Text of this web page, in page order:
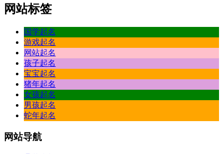
网站标签
国学起名
游戏起名
网站起名
孩子起名
宝宝起名
猪年起名
女孩起名
男孩起名
蛇年起名
网站导航